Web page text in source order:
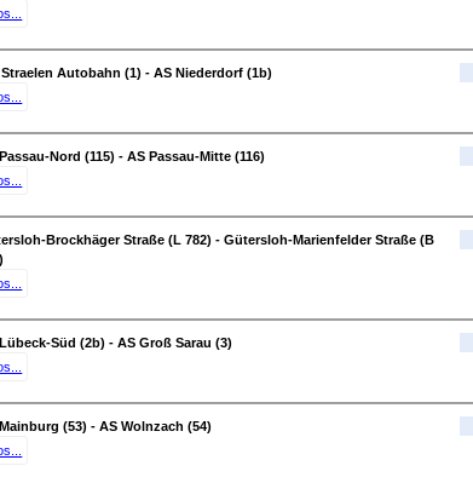
Autobahn (1) - AS Niederdorf (1b)
Nord (115) - AS Passau-Mitte (116)
Brockhäger Straße (L 782) - Gütersloh-Marienfelder Straße (B
Süd (2b) - AS Groß Sarau (3)
(53) - AS Wolnzach (54)